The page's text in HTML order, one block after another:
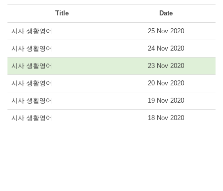
Title Date
시사 생활영어 25 Nov 2020
시사 생활영어 24 Nov 2020
시사 생활영어 23 Nov 2020
시사 생활영어 20 Nov 2020
시사 생활영어 19 Nov 2020
시사 생활영어 18 Nov 2020